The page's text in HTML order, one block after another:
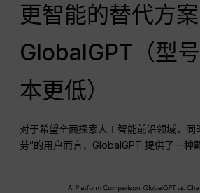
更智能的替代方案
GlobalGPT（型
本更低）
对于希望全面探索人工智能前沿领域，同
劳”的用户而言，GlobalGPT 提供了一种